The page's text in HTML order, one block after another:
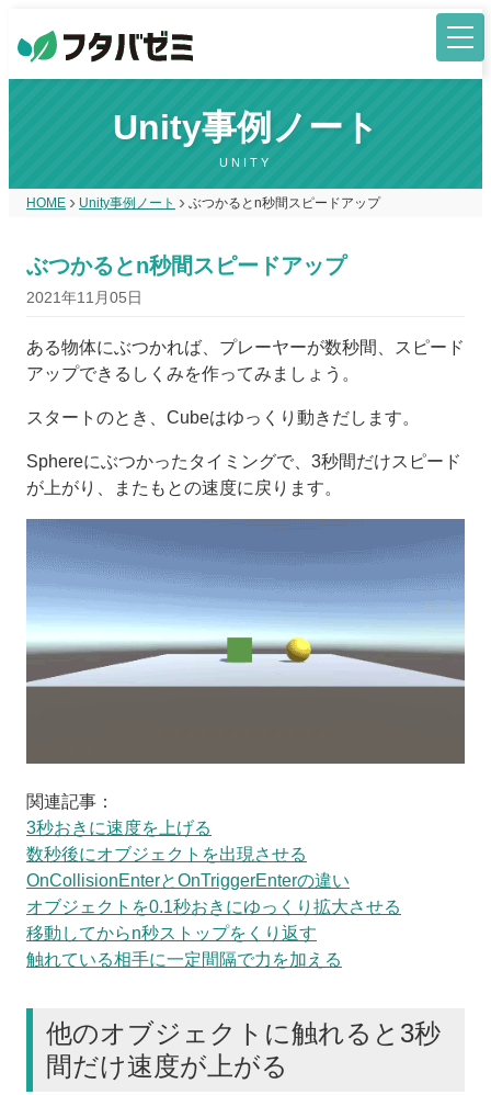
Unity事例ノート
UNITY
HOME Unity事例ノート ぶつかるとn秒間スピードアップ
ぶつかるとn秒間スピードアップ
2021年11月05日
ある物体にぶつかれば、プレーヤーが数秒間、スピード
アップできるしくみを作ってみましょう。
スタートのとき、Cubeはゆっくり動きだします。
Sphereにぶつかったタイミングで、3秒間だけスピード
が上がり、またもとの速度に戻ります。
関連記事：
3秒おきに速度を上げる
数秒後にオブジェクトを出現させる
OnCollisionEnterとOnTriggerEnterの違い
オブジェクトを0.1秒おきにゆっくり拡大させる
移動してからn秒ストップをくり返す
触れている相手に一定間隔で力を加える
他のオブジェクトに触れると3秒
間だけ速度が上がる